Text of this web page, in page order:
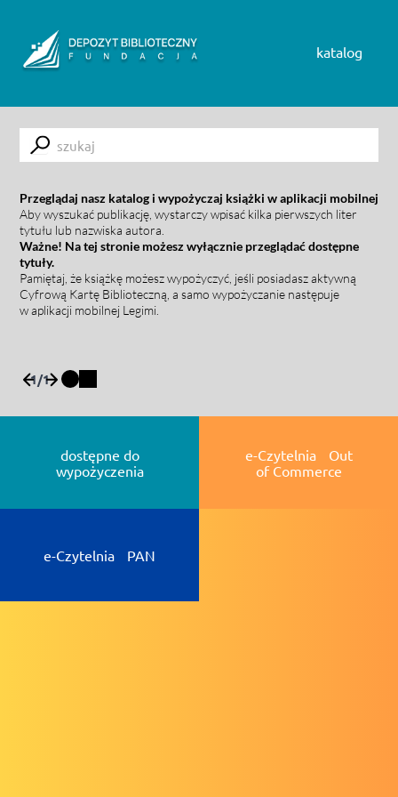
katalog
Submit
Przeglądaj nasz katalog i wypożyczaj książki w aplikacji mobilnej
Aby wyszukać publikację, wystarczy wpisać kilka pierwszych liter
tytułu lub nazwiska autora.
Ważne! Na tej stronie możesz wyłącznie przeglądać dostępne
tytuły.
Pamiętaj, że książkę możesz wypożyczyć, jeśli posiadasz aktywną
Cyfrową Kartę Biblioteczną, a samo wypożyczanie następuje
w aplikacji mobilnej Legimi.
1/1
dostępne do
wypożyczenia
e-Czytelnia Out
of Commerce
e-Czytelnia PAN